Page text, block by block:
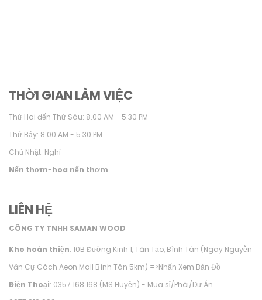
THỜI GIAN LÀM VIỆC
Thứ Hai đến Thứ Sáu: 8.00 AM - 5.30 PM
Thứ Bảy: 8.00 AM - 5.30 PM
Chủ Nhật: Nghỉ
Nến thơm-hoa nến thơm
LIÊN HỆ
CÔNG TY TNHH SAMAN WOOD
Kho hoàn thiện: 10B Đường Kinh 1, Tân Tạo, Bình Tân (Ngay Nguyễn
Văn Cự Cách Aeon Mall Bình Tân 5km) =>Nhấn Xem Bản Đồ
Điện Thoại: 0357.168.168 (MS Huyền) - Mua sỉ/Phôi/Dự Án